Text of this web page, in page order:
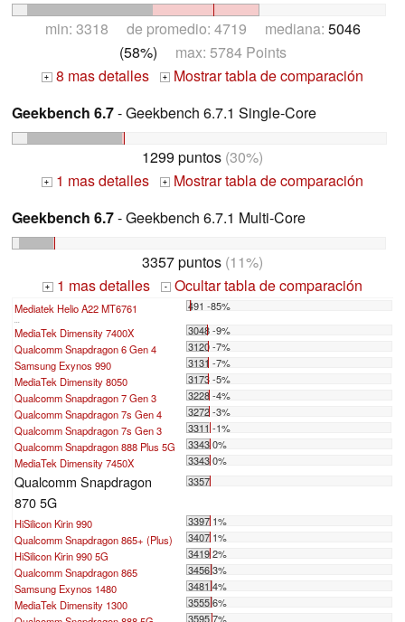
min: 3318 de promedio: 4719 mediana: 5046
(58%) max: 5784 Points
+ 8 mas detalles +
Mostrar tabla de comparación
Geekbench 6.7- Geekbench 6.7.1 Single-Core
1299 puntos (30%)
+ 1 mas detalles +
Mostrar tabla de comparación
Geekbench 6.7- Geekbench 6.7.1 Multi-Core
3357 puntos (11%)
+ 1 mas detalles - Ocultar tabla de comparación
Mediatek Helio A22 MT6761 491 -85%
MediaTek Dimensity 7400X
3048 -9%
Qualcomm Snapdragon 6 Gen 4
3120 -7%
Samsung Exynos 990
3131 -7%
MediaTek Dimensity 8050
3173 -5%
Qualcomm Snapdragon 7 Gen 3
3228 -4%
Qualcomm Snapdragon 7s Gen 4
3272 -3%
Qualcomm Snapdragon 7s Gen 3
3311 -1%
Qualcomm Snapdragon 888 Plus 5G
3343 0%
MediaTek Dimensity 7450X
3343 0%
Qualcomm Snapdragon
870 5G
3357
HiSilicon Kirin 990
3397 1%
Qualcomm Snapdragon 865+ (Plus)
3407 1%
HiSilicon Kirin 990 5G
3419 2%
Qualcomm Snapdragon 865
3456 3%
Samsung Exynos 1480
3481 4%
MediaTek Dimensity 1300
3555 6%
3595 7%